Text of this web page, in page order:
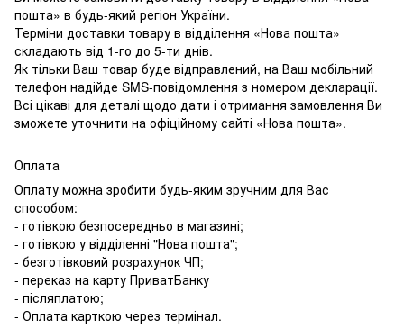
пошта» в будь-який регіон України.
Терміни доставки товару в відділення «Нова пошта»
складають від 1-го до 5-ти днів.
Як тільки Ваш товар буде відправлений, на Ваш мобільний
телефон надійде SMS-повідомлення з номером декларації.
Всі цікаві для деталі щодо дати і отримання замовлення Ви
зможете уточнити на офіційному сайті «Нова пошта».
Оплата
Оплату можна зробити будь-яким зручним для Вас
способом:
- готівкою безпосередньо в магазині;
- готівкою у відділенні "Нова пошта";
- безготівковий розрахунок ЧП;
- переказ на карту ПриватБанку
- післяплатою;
- Оплата карткою через термінал.